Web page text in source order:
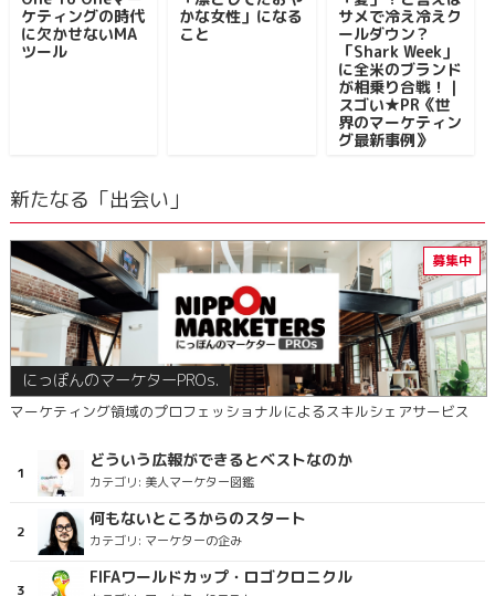
ケティングの時代
に欠かせないMA
ツール
かな女性」になる
こと
サメで冷え冷えク
ールダウン？
「Shark Week」
に全米のブランド
が相乗り合戦！｜
スゴい★PR《世
界のマーケティン
グ最新事例》
新たなる「出会い」
にっぽんのマーケターPROs.
マーケティング領域のプロフェッショナルによるスキルシェアサービス
どういう広報ができるとベストなのか
カテゴリ: 美人マーケター図鑑
何もないところからのスタート
カテゴリ: マーケターの企み
FIFAワールドカップ・ロゴクロニクル